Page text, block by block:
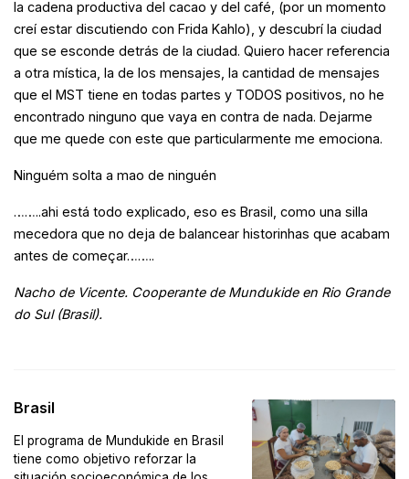
la cadena productiva del cacao y del café, (por un momento
creí estar discutiendo con Frida Kahlo), y descubrí la ciudad
que se esconde detrás de la ciudad. Quiero hacer referencia
a otra mística, la de los mensajes, la cantidad de mensajes
que el MST tiene en todas partes y TODOS positivos, no he
encontrado ninguno que vaya en contra de nada. Dejarme
que me quede con este que particularmente me emociona.
Ninguém solta a mao de ninguén
……..ahi está todo explicado, eso es Brasil, como una silla
mecedora que no deja de balancear historinhas que acabam
antes de começar……..
Nacho de Vicente. Cooperante de Mundukide en Rio Grande
do Sul (Brasil).
Brasil
El programa de Mundukide en Brasil
tiene como objetivo reforzar la